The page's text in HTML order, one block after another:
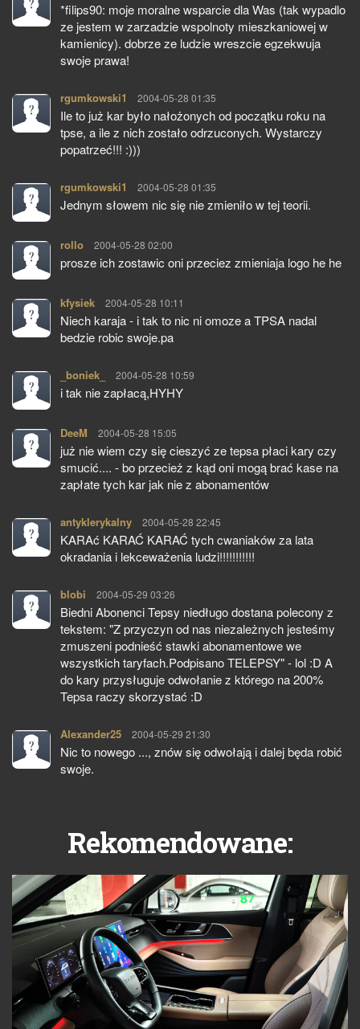
*filips90: moje moralne wsparcie dla Was (tak wypadlo
ze jestem w zarzadzie wspolnoty mieszkaniowej w
kamienicy). dobrze ze ludzie wreszcie egzekwuja
swoje prawa!
rgumkowski1 pisze:
2004-05-28 01:35
Ile to już kar było nałożonych od początku roku na
tpse, a ile z nich zostało odrzuconych. Wystarczy
popatrzeć!!! :)))
rgumkowski1 pisze:
2004-05-28 01:35
Jednym słowem nic się nie zmieniło w tej teorii.
rollo pisze:
2004-05-28 02:00
prosze ich zostawic oni przeciez zmieniaja logo he he
kfysiek pisze:
2004-05-28 10:11
Niech karaja - i tak to nic ni omoze a TPSA nadal
bedzie robic swoje.pa
_boniek_ pisze:
2004-05-28 10:59
i tak nie zapłacą,HYHY
DeeM pisze:
2004-05-28 15:05
już nie wiem czy się cieszyć ze tepsa płaci kary czy
smucić.... - bo przecież z kąd oni mogą brać kase na
zapłate tych kar jak nie z abonamentów
antyklerykalny pisze:
2004-05-28 22:45
KARAć KARAĆ KARAĆ tych cwaniaków za lata
okradania i lekceważenia ludzi!!!!!!!!!!!
blobi pisze:
2004-05-29 03:26
Biedni Abonenci Tepsy niedługo dostana polecony z
tekstem: "Z przyczyn od nas niezależnych jesteśmy
zmuszeni podnieść stawki abonamentowe we
wszystkich taryfach.Podpisano TELEPSY" - lol :D A
do kary przysługuje odwołanie z którego na 200%
Tepsa raczy skorzystać :D
Alexander25 pisze:
2004-05-29 21:30
Nic to nowego ..., znów się odwołają i dalej będa robić
swoje.
Rekomendowane: